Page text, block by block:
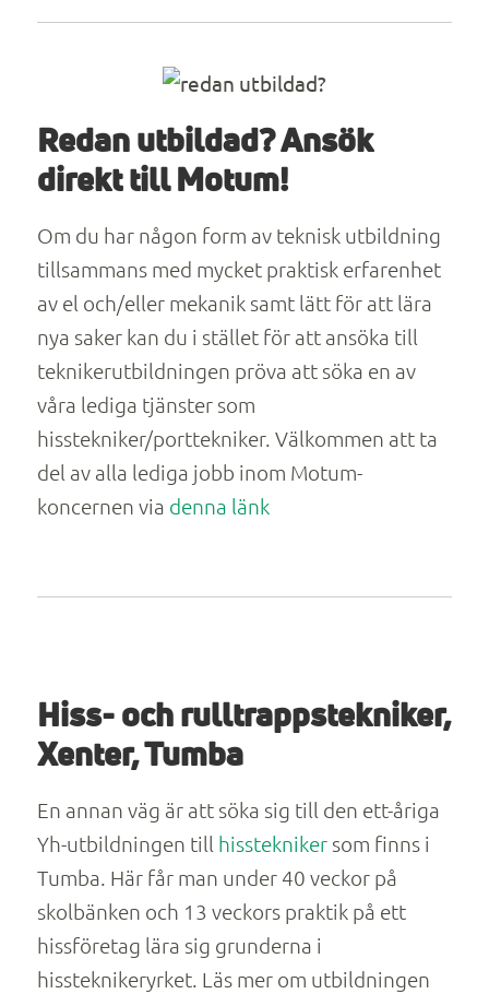
Redan utbildad? Ansök
direkt till Motum!
Om du har någon form av teknisk utbildning
tillsammans med mycket praktisk erfarenhet
av el och/eller mekanik samt lätt för att lära
nya saker kan du i stället för att ansöka till
teknikerutbildningen pröva att söka en av
våra lediga tjänster som
hisstekniker/porttekniker. Välkommen att ta
del av alla lediga jobb inom Motum-
koncernen via denna länk
Hiss- och rulltrappstekniker,
Xenter, Tumba
En annan väg är att söka sig till den ett-åriga
Yh-utbildningen till hissteknikersom finns i
Tumba. Här får man under 40 veckor på
skolbänken och 13 veckors praktik på ett
hissföretag lära sig grunderna i
hissteknikeryrket. Läs mer om utbildningen